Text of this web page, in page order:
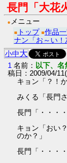
長門「大花
● メニュー
■ トップ ■作品
ナン「お～い
小中大
1 名前： 以下、
稿日：2009/04/
キョン「？！
みくる「長門
長門「・・・
キョン「おい
のか？」
長門「・・・